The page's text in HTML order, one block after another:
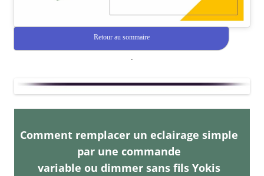
Retour au sommaire
.
Comment remplacer un eclairage simple
par une commande
variable ou dimmer sans fils Yokis